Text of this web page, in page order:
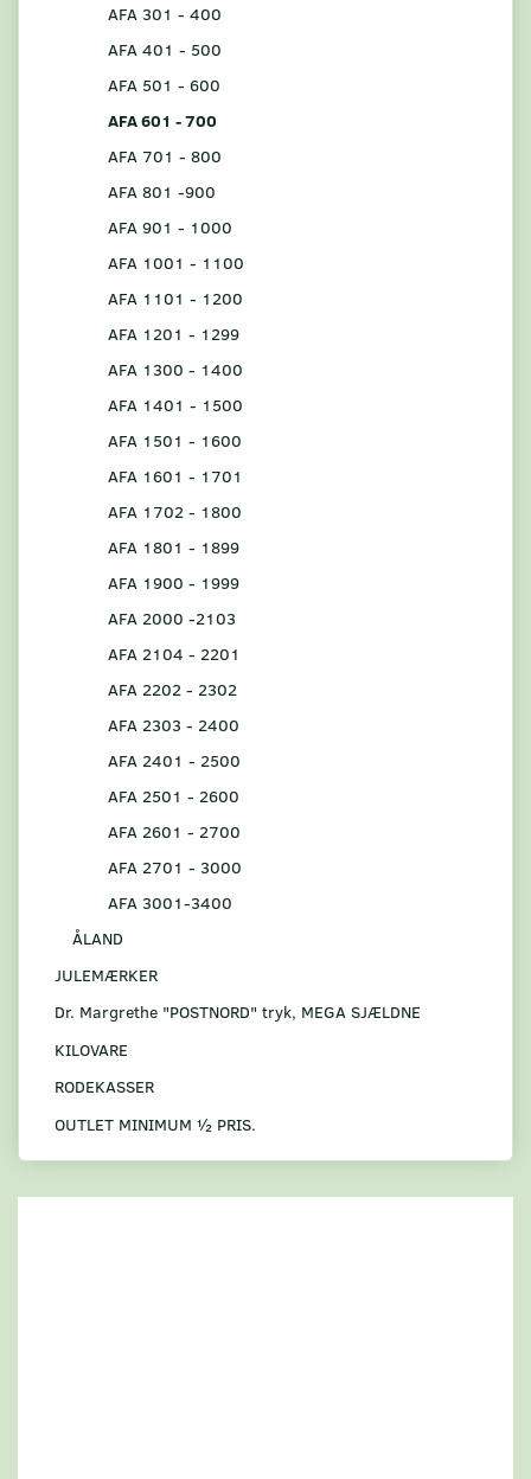
AFA 301 - 400
AFA 401 - 500
AFA 501 - 600
AFA 601 - 700
AFA 701 - 800
AFA 801 -900
AFA 901 - 1000
AFA 1001 - 1100
AFA 1101 - 1200
AFA 1201 - 1299
AFA 1300 - 1400
AFA 1401 - 1500
AFA 1501 - 1600
AFA 1601 - 1701
AFA 1702 - 1800
AFA 1801 - 1899
AFA 1900 - 1999
AFA 2000 -2103
AFA 2104 - 2201
AFA 2202 - 2302
AFA 2303 - 2400
AFA 2401 - 2500
AFA 2501 - 2600
AFA 2601 - 2700
AFA 2701 - 3000
AFA 3001-3400
ÅLAND
JULEMÆRKER
Dr. Margrethe "POSTNORD" tryk, MEGA SJÆLDNE
KILOVARE
RODEKASSER
OUTLET MINIMUM ½ PRIS.